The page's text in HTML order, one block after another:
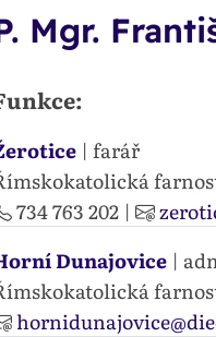
Mgr.
| farář
734 763 202|
Dunajovice|